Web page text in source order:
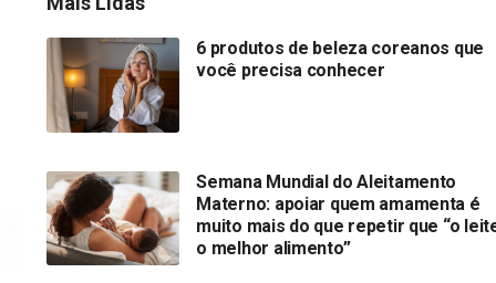
6 produtos de beleza coreanos que
você precisa conhecer
Semana Mundial do Aleitamento
Materno: apoiar quem amamenta é
muito mais do que repetir que “o
o melhor alimento”